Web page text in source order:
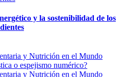
y la sostenibilidad de los